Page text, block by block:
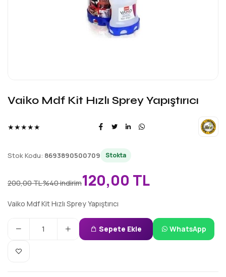
Vaiko Mdf Kit Hızlı Sprey Yapıştırıcı
★★★★★
Stok Kodu: 8693890500709 Stokta
200,00 TL%40 indirim120,00 TL
Vaiko Mdf Kit Hızlı Sprey Yapıştırıcı
Sepete Ekle WhatsApp